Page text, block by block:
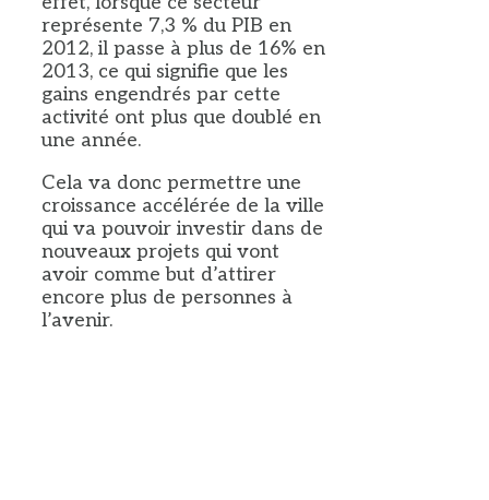
représente 7,3 % du PIB en
2012, il passe à plus de 16% en
2013, ce qui signifie que les
gains engendrés par cette
activité ont plus que doublé en
une année.
Cela va donc permettre une
croissance accélérée de la ville
qui va pouvoir investir dans de
nouveaux projets qui vont
avoir comme but d’attirer
encore plus de personnes à
l’avenir.